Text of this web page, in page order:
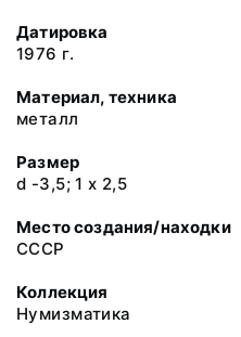
Датировка
1976 г.
Материал, техника
металл
Размер
d -3,5; 1 х 2,5
Место создания/находки
СССР
Коллекция
Нумизматика